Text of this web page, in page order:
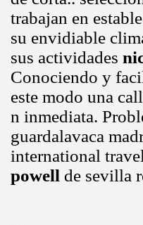
trabajan en
su envidiable
sus actividades
Conociendo y
este modo una
n inmediata.
guardalavaca
international
powell de sevilla